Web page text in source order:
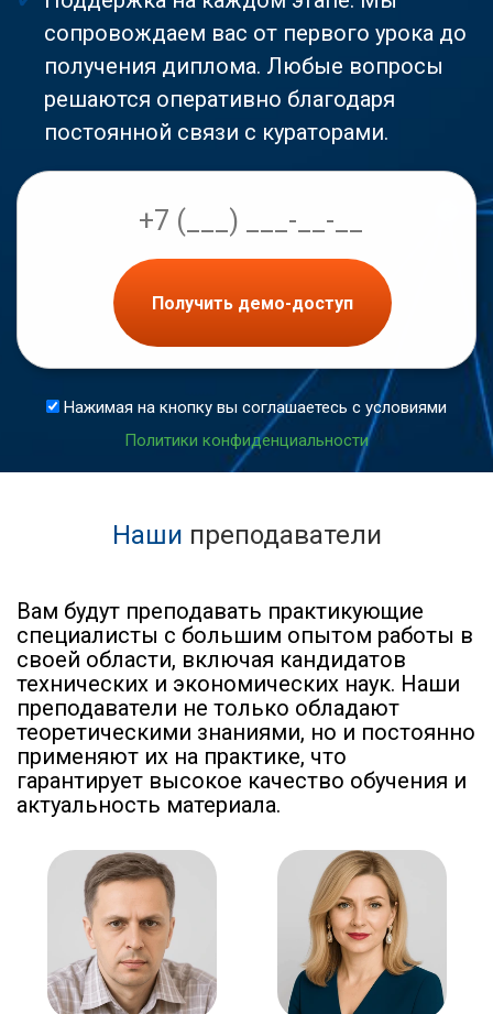
сопровождаем вас от первого урока до
получения диплома. Любые вопросы
решаются оперативно благодаря
постоянной связи с кураторами.
Получить демо-доступ
Нажимая на кнопку вы соглашаетесь с условиями
Политики конфиденциальности
Наши преподаватели
Вам будут преподавать практикующие
специалисты с большим опытом работы в
своей области, включая кандидатов
технических и экономических наук. Наши
преподаватели не только обладают
теоретическими знаниями, но и постоянно
применяют их на практике, что
гарантирует высокое качество обучения и
актуальность материала.